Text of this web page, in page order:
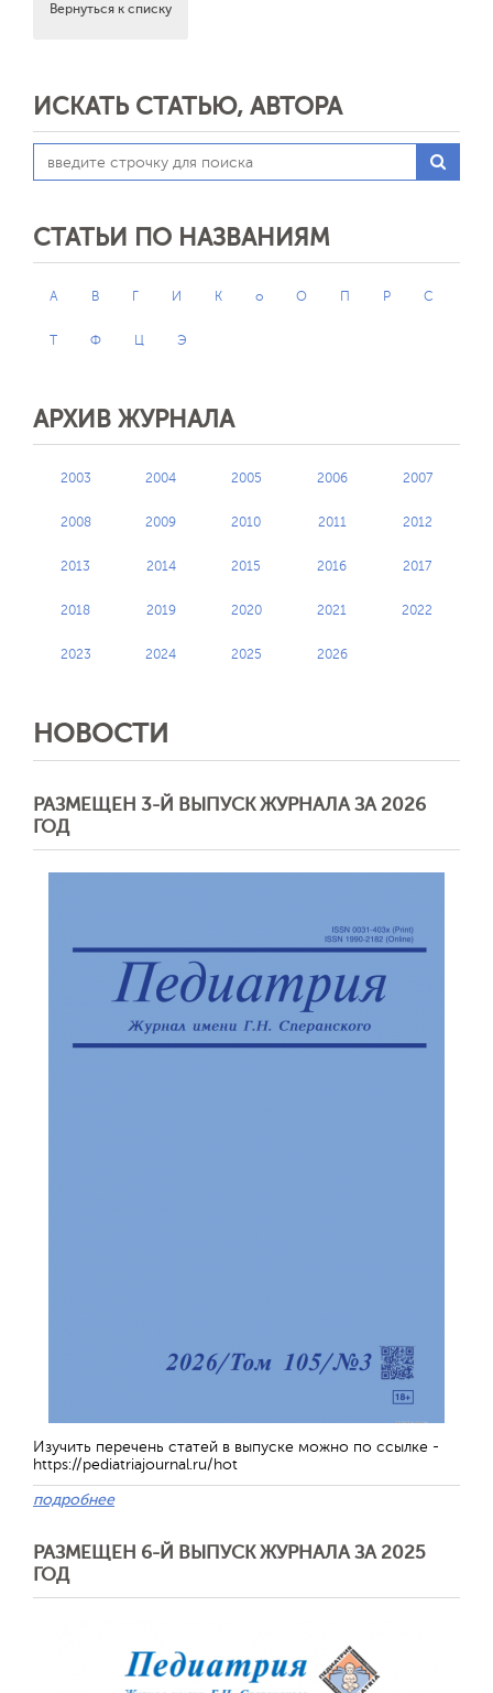
Вернуться к списку
ИСКАТЬ СТАТЬЮ, АВТОРА
СТАТЬИ ПО НАЗВАНИЯМ
А В Г И К о О П Р С
Т Ф Ц Э
АРХИВ ЖУРНАЛА
2003 2004 2005 2006 2007
2008 2009 2010 2011 2012
2013 2014 2015 2016 2017
2018 2019 2020 2021 2022
2023 2024 2025 2026
НОВОСТИ
РАЗМЕЩЕН 3-Й ВЫПУСК ЖУРНАЛА ЗА 2026
ГОД
Изучить перечень статей в выпуске можно по ссылке -
https://pediatriajournal.ru/hot
подробнее
РАЗМЕЩЕН 6-Й ВЫПУСК ЖУРНАЛА ЗА 2025
ГОД